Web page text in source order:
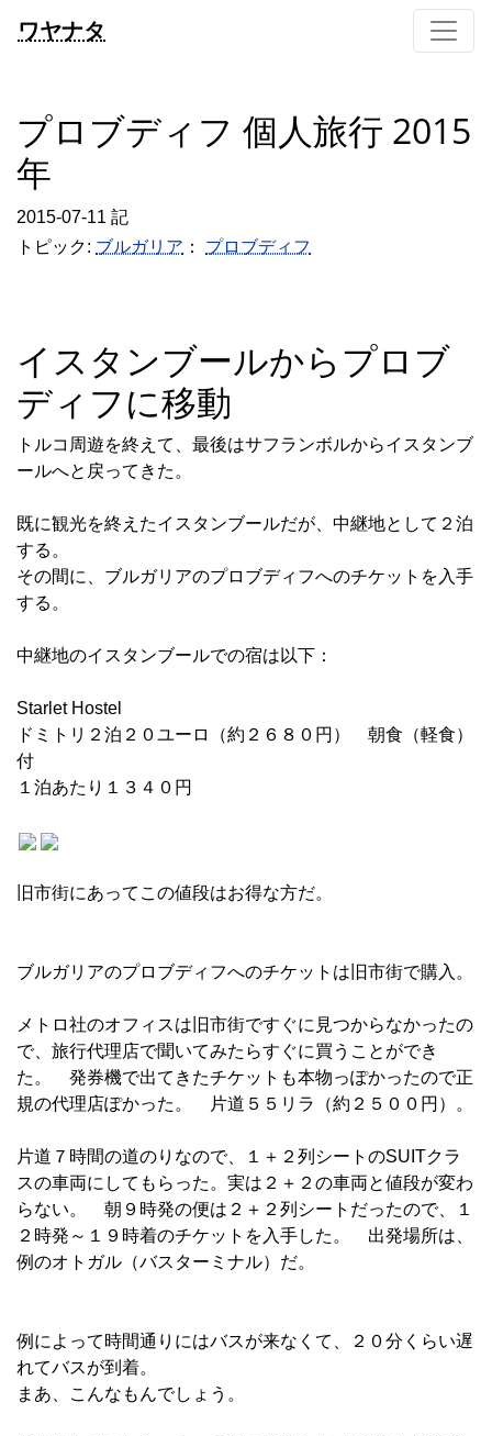
ワヤナタ
プロブディフ 個人旅行 2015
年
2015-07-11 記
トピック: ブルガリア ： プロブディフ
イスタンブールからプロブ
ディフに移動
トルコ周遊を終えて、最後はサフランボルからイスタンブ
ールへと戻ってきた。
既に観光を終えたイスタンブールだが、中継地として２泊
する。
その間に、ブルガリアのプロブディフへのチケットを入手
する。
中継地のイスタンブールでの宿は以下：
Starlet Hostel
ドミトリ２泊２０ユーロ（約２６８０円） 朝食（軽食）
付
１泊あたり１３４０円
旧市街にあってこの値段はお得な方だ。
ブルガリアのプロブディフへのチケットは旧市街で購入。
メトロ社のオフィスは旧市街ですぐに見つからなかったの
で、旅行代理店で聞いてみたらすぐに買うことができ
た。 発券機で出てきたチケットも本物っぽかったので正
規の代理店ぽかった。 片道５５リラ（約２５００円）。
片道７時間の道のりなので、１＋２列シートのSUITクラ
スの車両にしてもらった。実は２＋２の車両と値段が変わ
らない。 朝９時発の便は２＋２列シートだったので、１
２時発～１９時着のチケットを入手した。 出発場所は、
例のオトガル（バスターミナル）だ。
例によって時間通りにはバスが来なくて、２０分くらい遅
れてバスが到着。
まあ、こんなもんでしょう。